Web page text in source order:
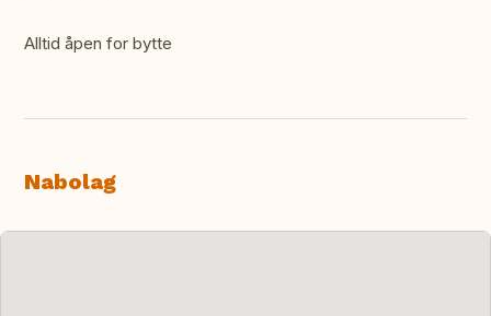
Alltid åpen for bytte
Nabolag